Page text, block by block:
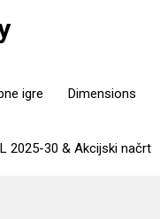
igre Dimensions
2025-30 & Akcijski načrt